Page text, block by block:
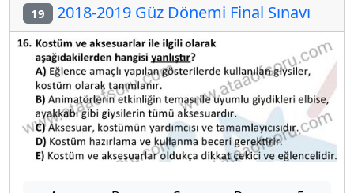
19 2018-2019 Güz Dönemi Final Sınavı